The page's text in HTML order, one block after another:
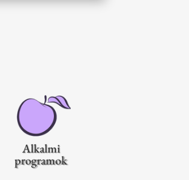
Alkalmi
programok